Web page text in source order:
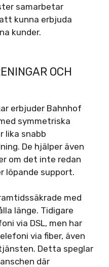
samarbetar
kunna erbjuda
kunder.
OCH
erbjuder Bahnhof
symmetriska
lika snabb
De hjälper även
om det inte redan
löpande support.
med
länge. Tidigare
via DSL, men har
via fiber, även
Detta speglar
där